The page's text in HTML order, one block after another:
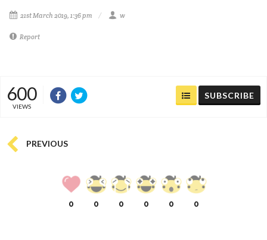
21st March 2019, 1:36 pm w
Report
600
VIEWS
SUBSCRIBE
PREVIOUS
0 0 0 0 0 0